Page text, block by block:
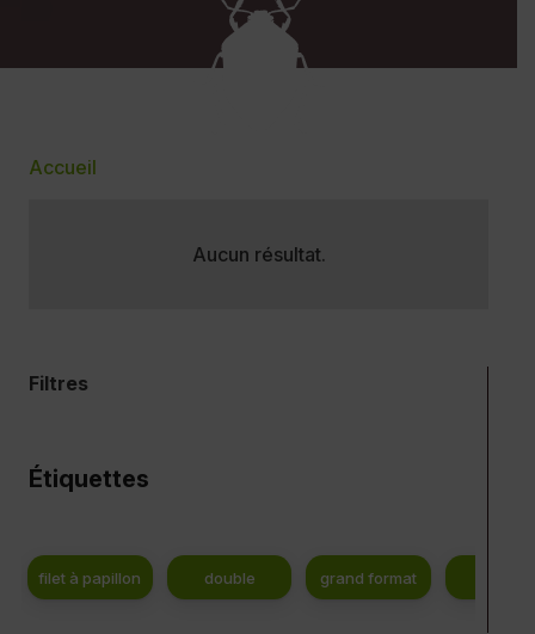
Accueil
Aucun résultat.
Filtres
Étiquettes
filet à papillon double grand format